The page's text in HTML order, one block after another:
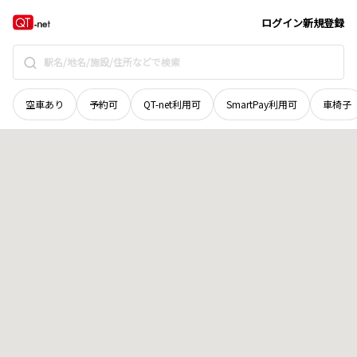
ログイン新規登録
空車あり 予約可 QT-net利用可 SmartPay利用可 車椅子
長野県